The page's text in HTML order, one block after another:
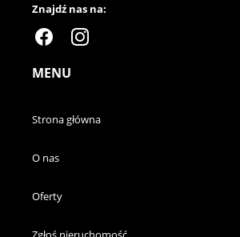
Znajdź nas na:
MENU
Strona główna
O nas
Oferty